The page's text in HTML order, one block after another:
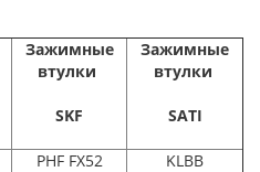
Зажимные
втулки
SKF
Зажимные
втулки
SATI
PHF FX52 KLBB